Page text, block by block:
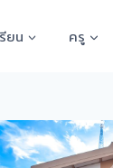
ยน ครู